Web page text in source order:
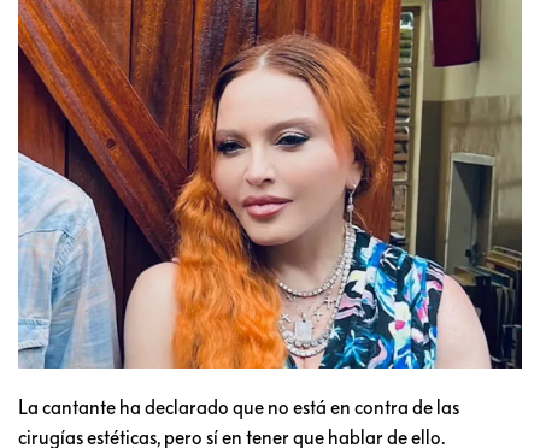
La cantante ha declarado que no está en contra de las
cirugías estéticas, pero sí en tener que hablar de ello.